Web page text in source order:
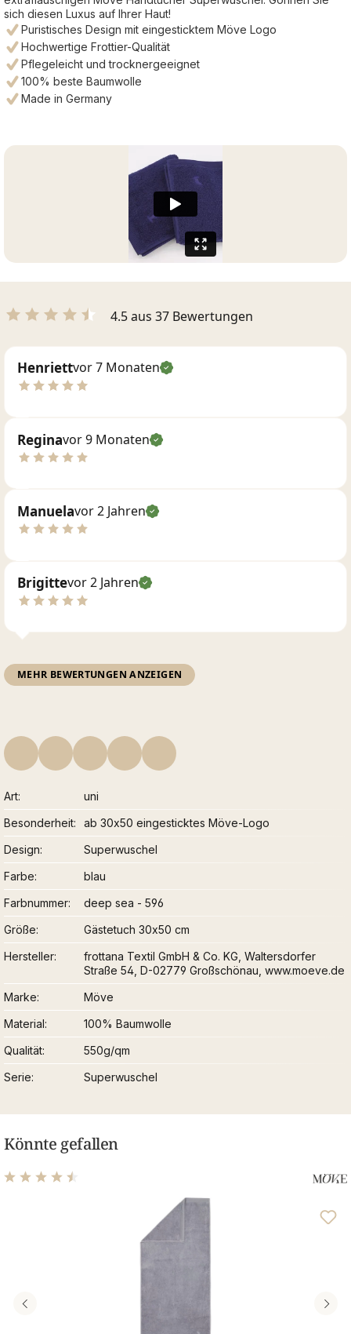
sich diesen Luxus auf Ihrer Haut!
Puristisches Design mit eingesticktem Möve Logo
Hochwertige Frottier-Qualität
Pflegeleicht und trocknergeeignet
100% beste Baumwolle
Made in Germany
4.5 aus 37 Bewertungen
Henriettvor 7 Monaten
Reginavor 9 Monaten
Manuelavor 2 Jahren
Brigittevor 2 Jahren
MEHR BEWERTUNGEN ANZEIGEN
Art
uni
Besonderheit
ab 30x50 eingesticktes Möve-Logo
Design
Superwuschel
Farbe
blau
Farbnummer
deep sea - 596
Größe
Gästetuch 30x50 cm
Hersteller
frottana Textil GmbH & Co. KG, Waltersdorfer
Straße 54, D-02779 Großschönau, www.moeve.de
Marke
Möve
Material
100% Baumwolle
Qualität
550g/qm
Serie
Superwuschel
Könnte gefallen
Durchschnittliche Bewertung von 4.48 von 5 Sternen